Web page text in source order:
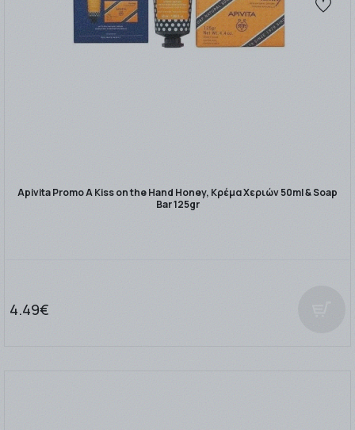
Apivita Promo A Kiss on the Hand Honey, Κρέμα Χεριών 50ml & Soap
Bar 125gr
4.49€